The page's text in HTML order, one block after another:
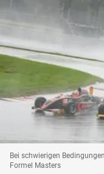
Bei schwierigen
Formel Masters